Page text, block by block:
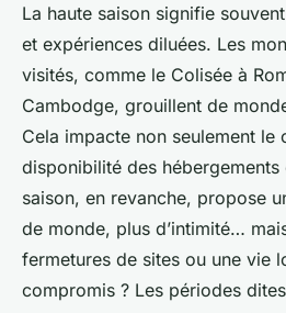
La haute saison signifie
et expériences diluées. Les
visités, comme le Colisée à
Cambodge, grouillent de
Cela impacte non seulement le
disponibilité des
saison, en revanche, propose
de monde, plus d’intimité…
fermetures de sites ou une vie
compromis ? Les périodes